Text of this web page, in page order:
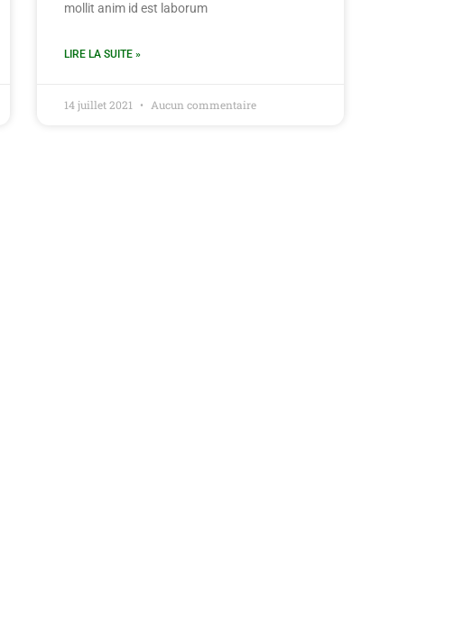
mollit anim id est laborum
LIRE LA SUITE »
14 juillet 2021 Aucun commentaire